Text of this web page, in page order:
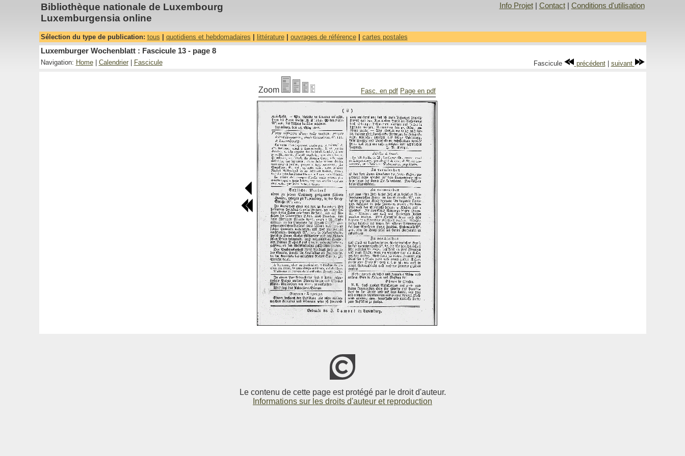
Bibliothèque nationale de Luxembourg
Luxemburgensia online
Info Projet| Contact| Conditions d'utilisation
Sélection du type de publication: tous quotidiens et hebdomadaires littérature| ouvrages de référence| cartes postales
Luxemburger Wochenblatt : Fascicule 13 - page 8
Navigation: Home| Calendrier| Fascicule Fascicule précédent| suivant
Zoom Fasc. en pdf Page en pdf
Le contenu de cette page est protégé par le droit d'auteur.
Informations sur les droits d'auteur et reproduction